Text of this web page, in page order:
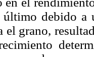
último debido a
el grano,